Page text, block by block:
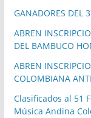
GANADORES DEL
ABREN
DEL BAMBUCO
ABREN
COLOMBIANA
Clasificados al 51
Música Andina